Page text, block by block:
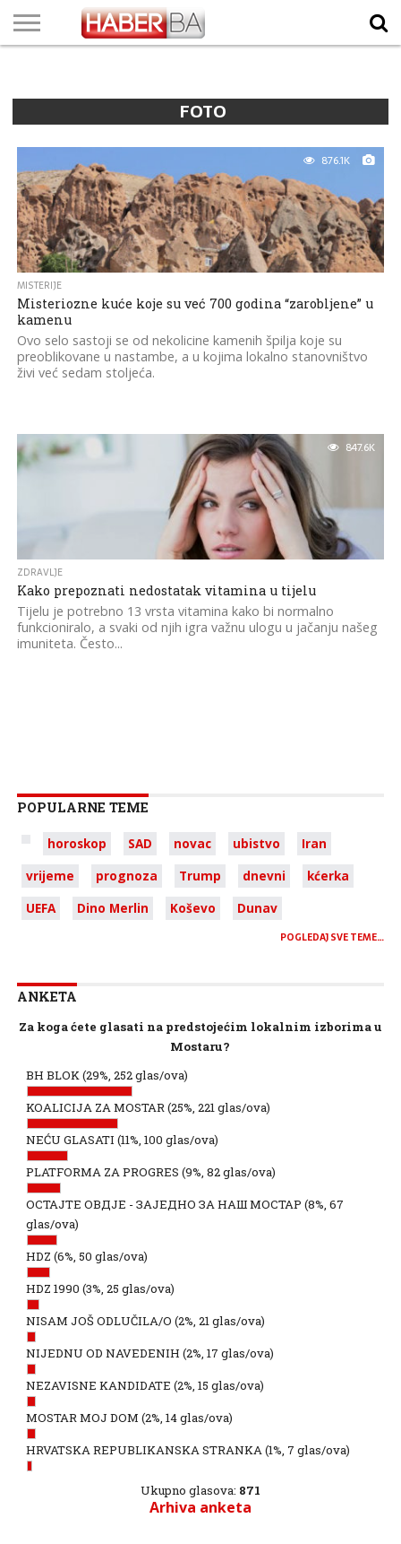
FOTO
876.1K
MISTERIJE
Misteriozne kuće koje su već 700 godina “zarobljene” u
kamenu
Ovo selo sastoji se od nekolicine kamenih špilja koje su
preoblikovane u nastambe, a u kojima lokalno stanovništvo
živi već sedam stoljeća.
847.6K
ZDRAVLJE
Kako prepoznati nedostatak vitamina u tijelu
Tijelu je potrebno 13 vrsta vitamina kako bi normalno
funkcioniralo, a svaki od njih igra važnu ulogu u jačanju našeg
imuniteta. Često...
POPULARNE TEME
horoskop SAD novac ubistvo
Iran
vrijeme
prognoza Trump dnevni
kćerka
UEFA
Dino Merlin Koševo Dunav
POGLEDAJ SVE TEME…
ANKETA
Za koga ćete glasati na predstojećim lokalnim izborima u
Mostaru?
BH BLOK(29%, 252 glas/ova)
KOALICIJA ZA MOSTAR(25%, 221 glas/ova)
NEĆU GLASATI (11%, 100 glas/ova)
PLATFORMA ZA PROGRES (9%, 82 glas/ova)
ОСТАЈТЕ ОВДЈЕ - ЗАЈЕДНО ЗА НАШ МОСТАР (8%, 67
glas/ova)
HDZ (6%, 50 glas/ova)
HDZ 1990 (3%, 25 glas/ova)
NISAM JOŠ ODLUČILA/O (2%, 21 glas/ova)
NIJEDNU OD NAVEDENIH (2%, 17 glas/ova)
NEZAVISNE KANDIDATE (2%, 15 glas/ova)
MOSTAR MOJ DOM (2%, 14 glas/ova)
HRVATSKA REPUBLIKANSKA STRANKA(1%, 7 glas/ova)
Ukupno glasova: 871
Arhiva anketa